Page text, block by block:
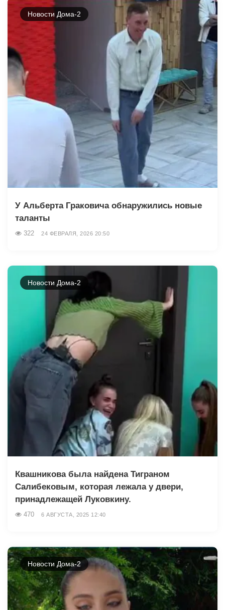
Новости Дома-2
У Альберта Граковича обнаружились новые
таланты
322 24 ФЕВРАЛЯ, 2026 20:50
Новости Дома-2
Квашникова была найдена Тиграном
Салибековым, которая лежала у двери,
принадлежащей Луковкину.
470 6 АВГУСТА, 2025 12:40
Новости Дома-2